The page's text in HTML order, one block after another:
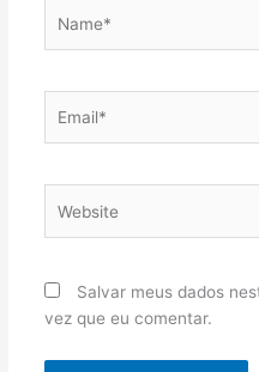
Salvar meus dados
vez que eu comentar.